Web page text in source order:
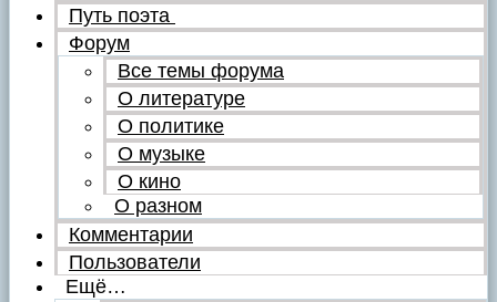
Путь поэта
Форум
Все темы форума
О литературе
О политике
О музыке
О кино
О разном
Комментарии
Пользователи
Ещё…